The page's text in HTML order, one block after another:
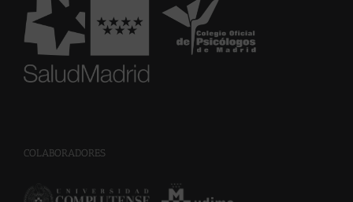
COLABORADORES